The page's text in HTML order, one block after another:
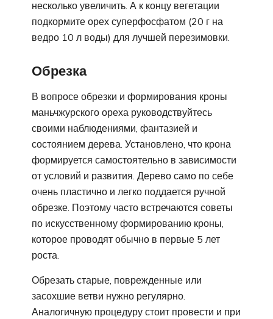
несколько увеличить. А к концу вегетации
подкормите орех суперфосфатом (20 г на
ведро 10 л воды) для лучшей перезимовки.
Обрезка
В вопросе обрезки и формирования кроны
маньчжурского ореха руководствуйтесь
своими наблюдениями, фантазией и
состоянием дерева. Установлено, что крона
формируется самостоятельно в зависимости
от условий и развития. Дерево само по себе
очень пластично и легко поддается ручной
обрезке. Поэтому часто встречаются советы
по искусственному формированию кроны,
которое проводят обычно в первые 5 лет
роста.
Обрезать старые, поврежденные или
засохшие ветви нужно регулярно.
Аналогичную процедуру стоит провести и при